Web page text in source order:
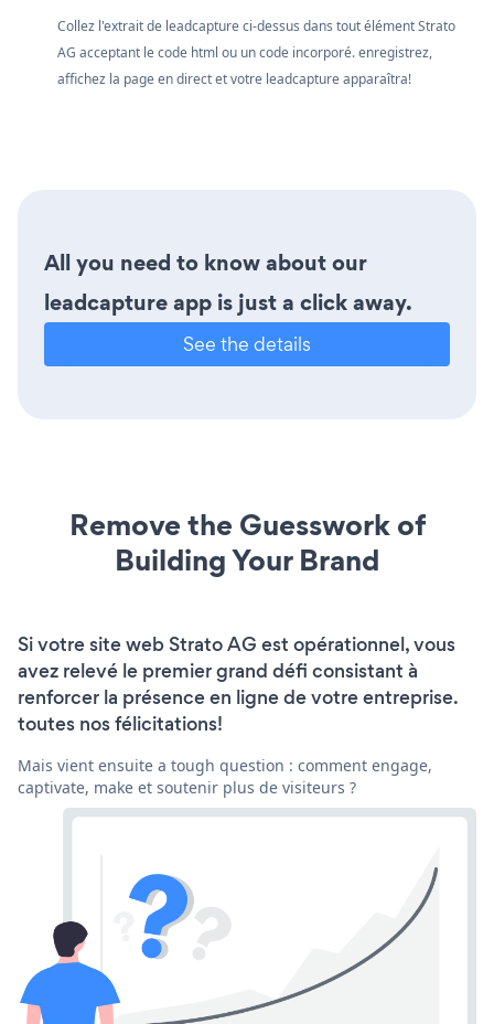
Collez l'extrait de leadcapture ci-dessus dans tout élément Strato
AG acceptant le code html ou un code incorporé. enregistrez,
affichez la page en direct et votre leadcapture apparaîtra!
All you need to know about our
leadcapture app is just a click away.
See the details
Remove the Guesswork of
Building Your Brand
Si votre site web Strato AG est opérationnel, vous
avez relevé le premier grand défi consistant à
renforcer la présence en ligne de votre entreprise.
toutes nos félicitations!
Mais vient ensuite a tough question : comment engage,
captivate, make et soutenir plus de visiteurs ?